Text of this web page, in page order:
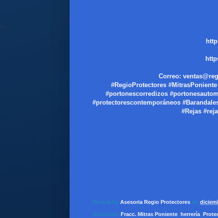
Correo:
#RegioProtectores
#portonescorredizos
#protectorescontemporáneos
#Rejas
Posted by Asesoria Regio Protectores on
Etiquetas: Fracc. Mitras Poniente, herrería,